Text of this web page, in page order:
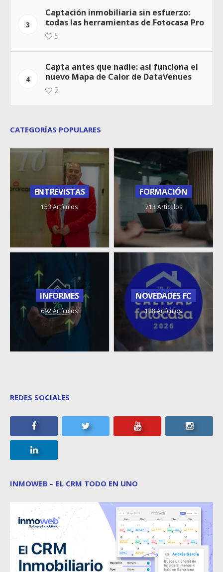
3
Captación inmobiliaria sin esfuerzo:
todas las herramientas de Fotocasa Pro
5
4
Capta antes que nadie: así funciona el
nuevo Mapa de Calor de DataVenues
2
CATEGORÍAS POPULARES
ENTREVISTAS
153 Artículos
FORMACIÓN
713 Artículos
INFORMES
692 Artículos
NOVEDADES FC
128 Artículos
REDES SOCIALES
INMOWEB – EL CRM TODO EN UNO